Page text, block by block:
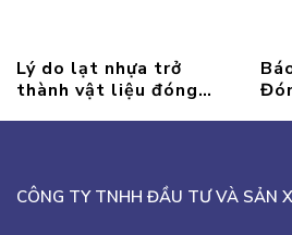
Lý do lạt nhựa trở
thành vật liệu đóng
CÔNG TY TNHH ĐẦU TƯ VÀ SẢN